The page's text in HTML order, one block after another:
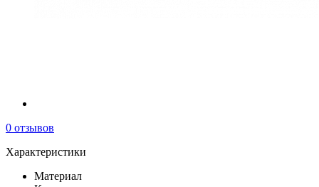
0 отзывов
Характеристики
Материал